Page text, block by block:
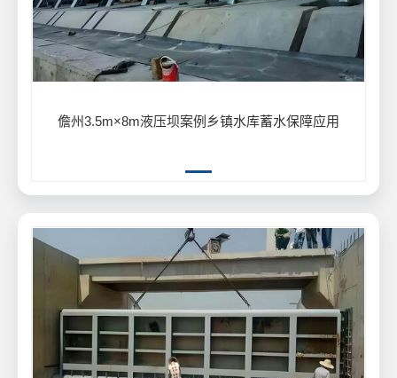
儋州3.5m×8m液压坝案例乡镇水库蓄水保障应用